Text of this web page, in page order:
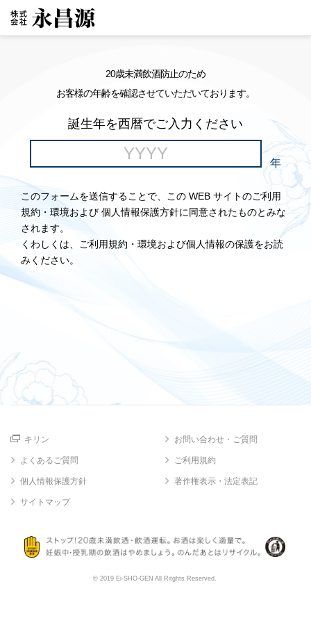
20歳未満飲酒防止のため
お客様の年齢を確認させていただいております。
誕生年を西暦でご入力ください
年
このフォームを送信することで、この WEB サイトのご利用
規約・環境および 個人情報保護方針に同意されたものとみな
されます。
くわしくは、ご利用規約・環境および個人情報の保護をお読
みください。
キリン お問い合わせ・ご質問
よくあるご質問 ご利用規約
個人情報保護方針 著作権表示・法定表記
サイトマップ
© 2019 Ei-SHO-GEN All Ritghts Reserved.